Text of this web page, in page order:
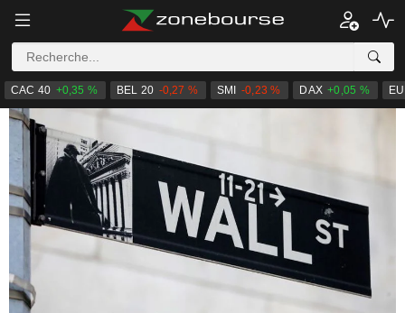
CAC 40 +0,35 % BEL 20 -0,27 % SMI -0,23 % DAX +0,05 %